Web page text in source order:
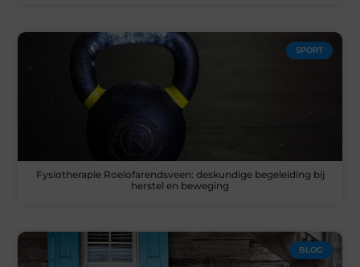
SPORT
Fysiotherapie Roelofarendsveen: deskundige begeleiding bij
herstel en beweging
BLOG